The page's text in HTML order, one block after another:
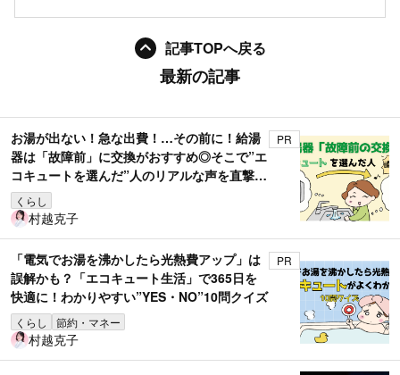
記事TOPへ戻る
最新の記事
お湯が出ない！急な出費！…その前に！給湯
器は「故障前」に交換がおすすめ◎そこで”エ
コキュートを選んだ”人のリアルな声を直撃取
材！
くらし
PR
村越克子
「電気でお湯を沸かしたら光熱費アップ」は
誤解かも？「エコキュート生活」で365日を
快適に！わかりやすい”YES・NO”10問クイズ
くらし 節約・マネー
PR
村越克子